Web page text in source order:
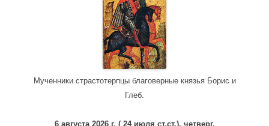
Мученники страстотерпцы благоверные князья Борис и
Глеб.
6 августа 2026 г. ( 24 июля ст.ст.), четверг.